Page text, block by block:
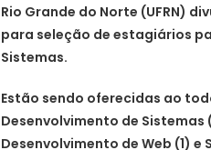
Rio Grande do Norte (UFRN)
para seleção de estagiários
Sistemas.
Estão sendo oferecidas ao
Desenvolvimento de Sistemas
Desenvolvimento de Web (1)